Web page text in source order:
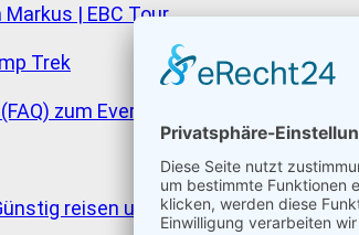
Markus | EBC Tour
zum Everest Base Camp Trek
reisen und mehr vom Land sehen